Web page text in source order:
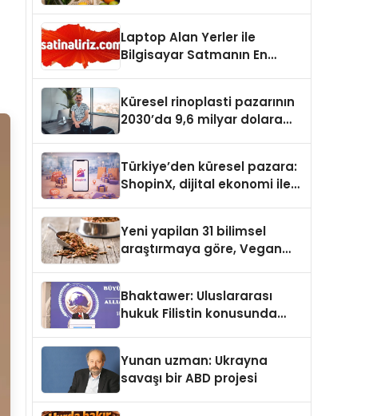
Laptop Alan Yerler ile
Bilgisayar Satmanın En
Küresel rinoplasti pazarının
2030’da 9,6 milyar dolara
Türkiye’den küresel pazara:
ShopinX, dijital ekonomi ile
Yeni yapilan 31 bilimsel
araştırmaya göre, Vegan
Sindirildiğini Ortaya Koydu
Bhaktawer: Uluslararası
hukuk Filistin konusunda
Yunan uzman: Ukrayna
savaşı bir ABD projesi